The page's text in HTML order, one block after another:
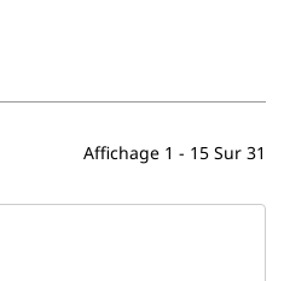
Affichage 1 - 15 Sur 31